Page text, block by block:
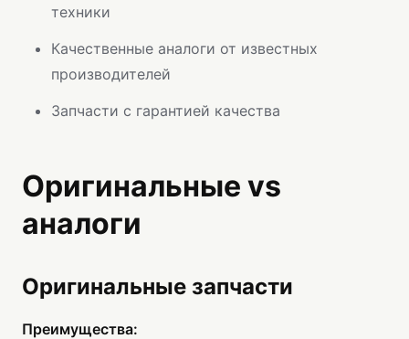
техники
Качественные аналоги от известных
производителей
Запчасти с гарантией качества
Оригинальные vs
аналоги
Оригинальные запчасти
Преимущества: